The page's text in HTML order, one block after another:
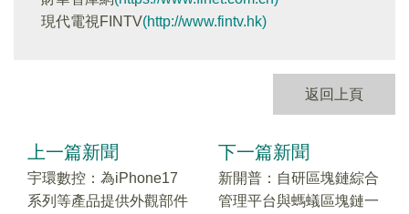
現代電視FINTV(http://www.fintv.hk)
返回上頁
上一篇新聞
宇環數控：為iPhone17
系列等產品提供外觀部件
下一篇新聞
新開普：自研區塊鏈綜合
管理平台與螞蟻區塊鏈一